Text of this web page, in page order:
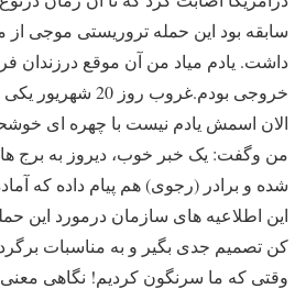
سابقه بود این حمله تروریستی موجی از
داشت. یادم میاد من آن موقع درزندان
خروجی بودم.غروب روز
الان اسمش یادم نیست با چهره ای
من وگفت: یک خبر خوب، دیروز به برج
شده و برادر (رجوی) هم پیام داده که
این اطلاعیه های سازمان درمورد این
کن تصمیم جدی بگیر و به مناسبات برگرد
وقتی که ما سرنگون کردیم! نگاهی معنی